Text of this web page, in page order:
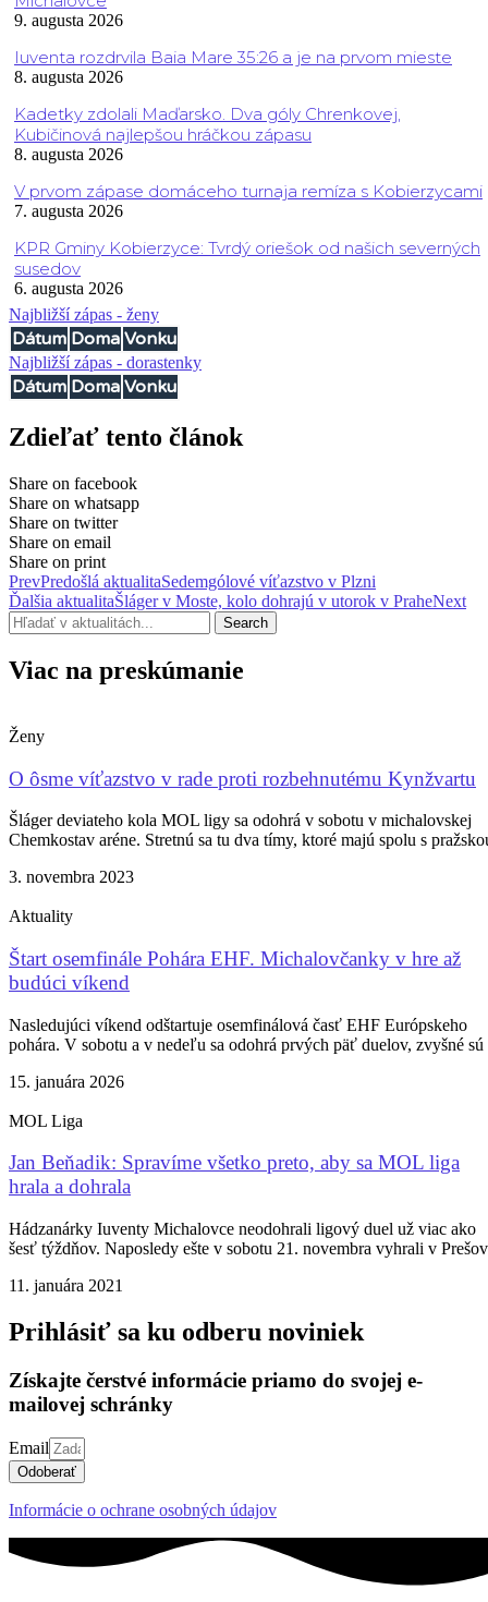
9. augusta 2026
Iuventa rozdrvila Baia Mare 35:26 a je na prvom mieste
8. augusta 2026
Kadetky zdolali Maďarsko. Dva góly Chrenkovej,
Kubičinová najlepšou hráčkou zápasu
8. augusta 2026
V prvom zápase domáceho turnaja remíza s Kobierzycami
7. augusta 2026
KPR Gminy Kobierzyce: Tvrdý oriešok od našich severných
susedov
6. augusta 2026
Najbližší zápas - ženy
Dátum Doma Vonku
Najbližší zápas - dorastenky
Dátum Doma Vonku
Zdieľať tento článok
Share on facebook
Share on whatsapp
Share on twitter
Share on email
Share on print
PrevPredošlá aktualitaSedemgólové víťazstvo v Plzni
Ďalšia aktualitaŠláger v Moste, kolo dohrajú v utorok v PraheNext
Search
Viac na preskúmanie
Ženy
O ôsme víťazstvo v rade proti rozbehnutému Kynžvartu
Šláger deviateho kola MOL ligy sa odohrá v sobotu v michalovskej
Chemkostav aréne. Stretnú sa tu dva tímy, ktoré majú spolu s
3. novembra 2023
Aktuality
Štart osemfinále Pohára EHF. Michalovčanky v hre až
budúci víkend
Nasledujúci víkend odštartuje osemfinálová časť EHF Európskeho
pohára. V sobotu a v nedeľu sa odohrá prvých päť duelov, zvyšné sú
15. januára 2026
MOL Liga
Jan Beňadik: Spravíme všetko preto, aby sa MOL liga
hrala a dohrala
Hádzanárky Iuventy Michalovce neodohrali ligový duel už viac ako
šesť týždňov. Naposledy ešte v sobotu 21. novembra vyhrali v
11. januára 2021
Prihlásiť sa ku odberu noviniek
Získajte čerstvé informácie priamo do svojej e-
mailovej schránky
Email
Odoberať
Informácie o ochrane osobných údajov